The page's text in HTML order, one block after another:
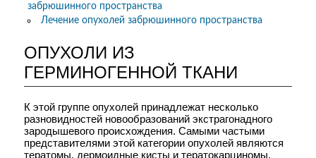
ОПУХОЛИ ГОЛОВЫ И ШЕИ
Опухоли века >>>
Опухоли слизистой оболочки
ротовой полости >>>
Рак губы >>>
Опухоли гортани >>>
Опухоли челюстей >>>
Опухоли слюнных желез >>>
забрюшинного пространства
Лечение опухолей забрюшинного пространства
ОПУХОЛИ ИЗ
ГЕРМИНОГЕННОЙ ТКАНИ
К этой группе опухолей принадлежат несколько
разновидностей новообразований экстрагонадного
зародышевого происхождения. Самыми частыми
представителями этой категории опухолей являются
тератомы, дермоидные кисты и тератокарциномы.